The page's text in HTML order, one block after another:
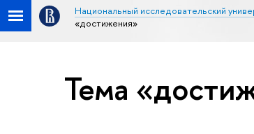
Национальный исследовательский
«достижения»
Тема